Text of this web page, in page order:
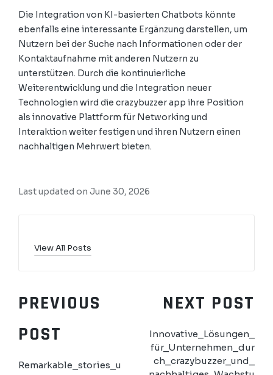
Die Integration von KI-basierten Chatbots könnte
ebenfalls eine interessante Ergänzung darstellen, um
Nutzern bei der Suche nach Informationen oder der
Kontaktaufnahme mit anderen Nutzern zu
unterstützen. Durch die kontinuierliche
Weiterentwicklung und die Integration neuer
Technologien wird die crazybuzzer app ihre Position
als innovative Plattform für Networking und
Interaktion weiter festigen und ihren Nutzern einen
nachhaltigen Mehrwert bieten.
Last updated on June 30, 2026
View All Posts
PREVIOUS
POST
Remarkable_stories_u
NEXT POST
Innovative_Lösungen_
für_Unternehmen_dur
ch_crazybuzzer_und_